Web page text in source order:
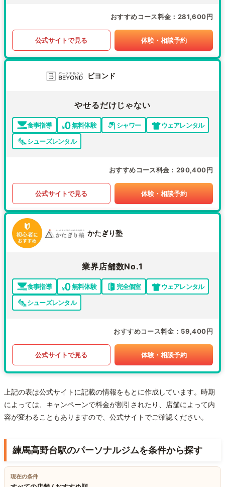
おすすめコース料金 281,600円
公式サイトで見る 体験・相談予約
ビヨンド
やせるだけじゃない
食事指導 無料体験 シャワー
ウェアレンタル
シューズレンタル
おすすめコース料金 290,400円
公式サイトで見る 体験・相談予約
かたぎり塾
業界店舗数No.1
食事指導 無料体験 完全個室
ウェアレンタル
シューズレンタル
おすすめコース料金 59,400円
公式サイトで見る 体験・相談予約
上記の表は公式サイトに記載の情報をもとに作成しています。時期
によっては、キャンペーンで料金が割引されたり、店舗によって内
容が変わることもありますので、公式サイトでご確認ください。
練馬高野台駅のパーソナルジムを条件から探す
現在の条件